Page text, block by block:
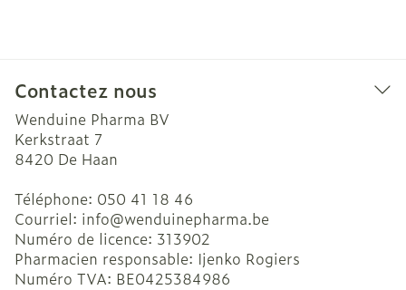
Contactez nous
Wenduine Pharma BV
Kerkstraat 7
8420 De Haan
Téléphone: 050 41 18 46
Courriel: info@wenduinepharma.be
Numéro de licence: 313902
Pharmacien responsable: Ijenko Rogiers
Numéro TVA: BE0425384986